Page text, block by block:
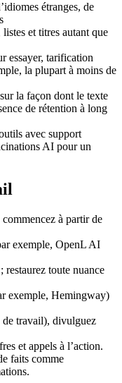
étranges, de
et titres autant que
essayer, tarification
la plupart à moins de
la façon dont le texte
de rétention à long
avec support
AI pour un
à partir de
exemple, OpenL AI
toute nuance
exemple, Hemingway)
travail), divulguez
et appels à l’action.
faits comme